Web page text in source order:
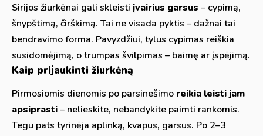
Sirijos žiurkėnai gali skleisti įvairius garsus – cypimą,
šnypštimą, čirškimą. Tai ne visada pyktis – dažnai tai
bendravimo forma. Pavyzdžiui, tylus cypimas reiškia
susidomėjimą, o trumpas švilpimas – baimę ar įspėjimą.
Kaip prijaukinti žiurkėną
Pirmosiomis dienomis po parsinešimo reikia leisti jam
apsiprasti– nelieskite, nebandykite paimti rankomis.
Tegu pats tyrinėja aplinką, kvapus, garsus. Po 2–3